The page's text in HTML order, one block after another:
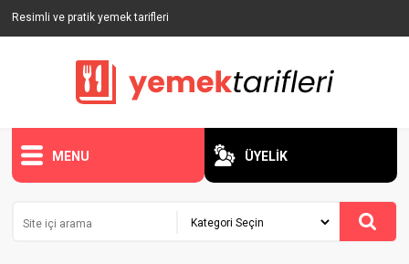
Resimli ve pratik yemek tarifleri
MENU ÜYELİK